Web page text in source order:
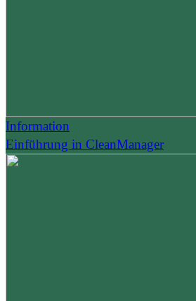
Information
Einführung in CleanManager